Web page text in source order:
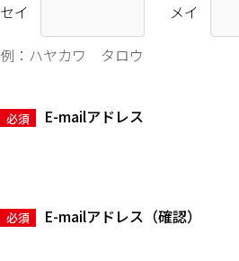
例：ハヤカワ タロウ
セイ メイ
E-mailアドレス
必須
E-mailアドレス（確認）
必須